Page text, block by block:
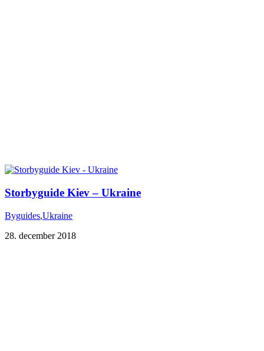
Storbyguide Kiev – Ukraine
Byguides,Ukraine
28. december 2018